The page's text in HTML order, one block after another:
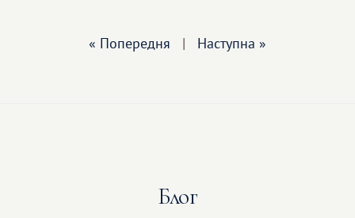
« Попередня | Наступна »
Блог